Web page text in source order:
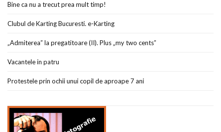
Bine ca nu a trecut prea mult timp!
Clubul de Karting Bucuresti. e-Karting
„Admiterea” la pregatitoare (II). Plus „my two cents”
Vacantele in patru
Protestele prin ochii unui copil de aproape 7 ani